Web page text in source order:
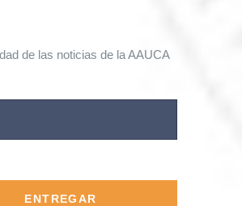
de las noticias de la AAUCA
ENTREGAR